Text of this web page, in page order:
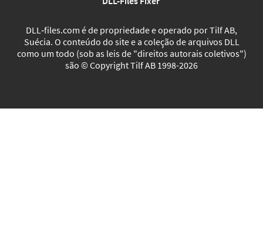
DLL‑files.com é de propriedade e operado por Tilf AB,
Suécia. O conteúdo do site e a coleção de arquivos DLL
como um todo (sob as leis de "direitos autorais coletivos")
são © Copyright Tilf AB 1998-2026